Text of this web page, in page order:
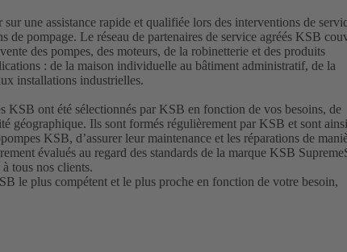
une assistance rapide et qualifiée lors des interventions de
de pompage. Le réseau de partenaires de service agréés KSB
des pompes, des moteurs, de la robinetterie et des produits
: de la maison individuelle au bâtiment administratif, de la
installations industrielles.
KSB ont été sélectionnés par KSB en fonction de vos besoins, de
géographique. Ils sont formés régulièrement par KSB et sont
KSB, d’assurer leur maintenance et les réparations de
évalués au regard des standards de la marque KSB
tous nos clients.
le plus compétent et le plus proche en fonction de votre besoin,